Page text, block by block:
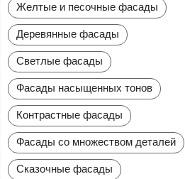
Желтые и песочные фасады
Деревянные фасады
Светлые фасады
Фасады насыщенных тонов
Контрастные фасады
Фасады со множеством деталей
Сказочные фасады